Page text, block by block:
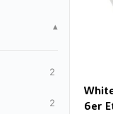
▴
2
2
6er